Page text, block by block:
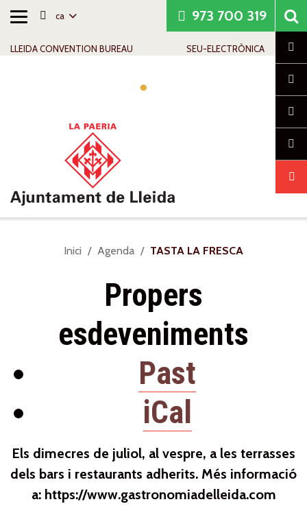
Alternar
ca
LLEIDA CONVENTION BUREAU SEU-ELECTRÒNICA
973 700 319
Sou
Inici Agenda TASTA LA FRESCA
Propers
esdeveniments
Past
iCal
Els dimecres de juliol, al vespre, a les terrasses
dels bars i restaurants adherits. Més informació
a: https://www.gastronomiadelleida.com